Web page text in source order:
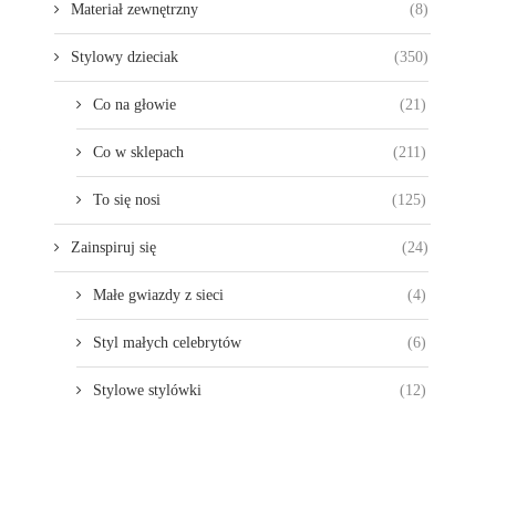
Materiał zewnętrzny (8)
Stylowy dzieciak (350)
Co na głowie (21)
Co w sklepach (211)
To się nosi (125)
Zainspiruj się (24)
Małe gwiazdy z sieci (4)
Styl małych celebrytów (6)
Stylowe stylówki (12)